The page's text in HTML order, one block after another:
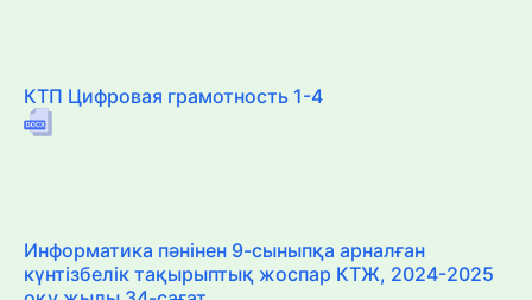
КТП Цифровая грамотность 1-4
Информатика пәнінен 9-сыныпқа арналған
күнтізбелік тақырыптық жоспар КТЖ, 2024-2025